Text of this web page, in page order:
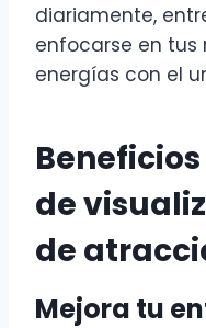
diariamente,
enfocarse en tus
energías con el
de
de
Mejora tu